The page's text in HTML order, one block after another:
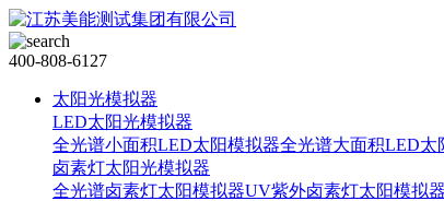
400-808-6127
太阳光模拟器
LED太阳光模拟器
全光谱小面积LED太阳模拟器全光谱大面积LED太
卤素灯太阳光模拟器
全光谱卤素灯太阳模拟器UV紫外卤素灯太阳模拟器